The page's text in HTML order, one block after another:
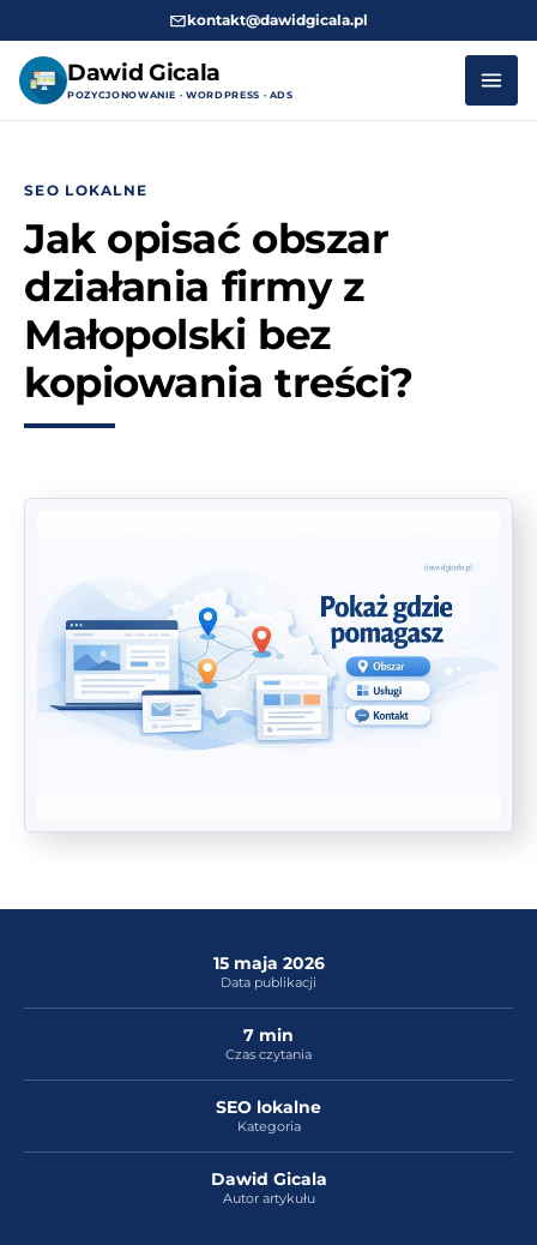
kontakt@dawidgicala.pl
Dawid Gicala
POZYCJONOWANIE · WORDPRESS · ADS
treściSEO LOKALNE
Jak opisać obszar
działania firmy z
Małopolski bez
kopiowania treści?
15 maja 2026
Data publikacji
7 min
Czas czytania
SEO lokalne
Kategoria
Dawid Gicala
Autor artykułu